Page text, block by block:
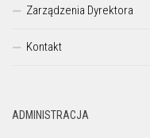
Zarządzenia Dyrektora
Kontakt
ADMINISTRACJA